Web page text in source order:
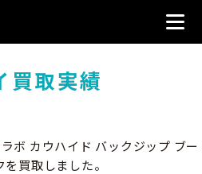
買取実績
ボ カウハイド バックジップ ブー
買取しました。